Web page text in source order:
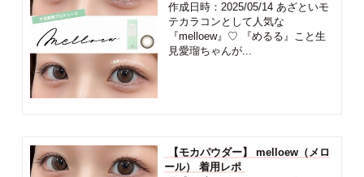
作成日時：2025/05/14 あざといモ
テカラコンとして人気な
『melloew』♡ 『めるる』こと生
見愛瑠ちゃんが...
【モカパウダー】 melloew（メロ
ール） 着用レポ